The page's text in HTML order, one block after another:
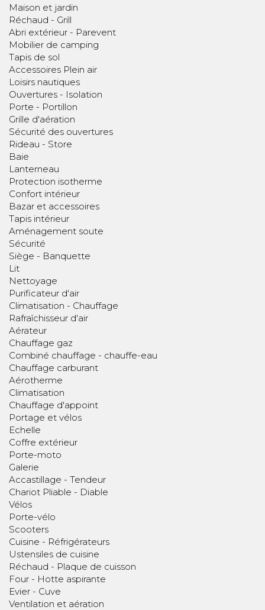
Maison et jardin
Réchaud - Grill
Abri extérieur - Parevent
Mobilier de camping
Tapis de sol
Accessoires Plein air
Loisirs nautiques
Ouvertures - Isolation
Porte - Portillon
Grille d'aération
Sécurité des ouvertures
Rideau - Store
Baie
Lanterneau
Protection isotherme
Confort intérieur
Bazar et accessoires
Tapis intérieur
Aménagement soute
Sécurité
Siège - Banquette
Lit
Nettoyage
Purificateur d'air
Climatisation - Chauffage
Rafraîchisseur d'air
Aérateur
Chauffage gaz
Combiné chauffage - chauffe-eau
Chauffage carburant
Aérotherme
Climatisation
Chauffage d'appoint
Portage et vélos
Echelle
Coffre extérieur
Porte-moto
Galerie
Accastillage - Tendeur
Chariot Pliable - Diable
Vélos
Porte-vélo
Scooters
Cuisine - Réfrigérateurs
Ustensiles de cuisine
Réchaud - Plaque de cuisson
Four - Hotte aspirante
Evier - Cuve
Ventilation et aération